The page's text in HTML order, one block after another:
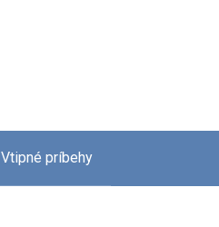
Vtipné príbehy